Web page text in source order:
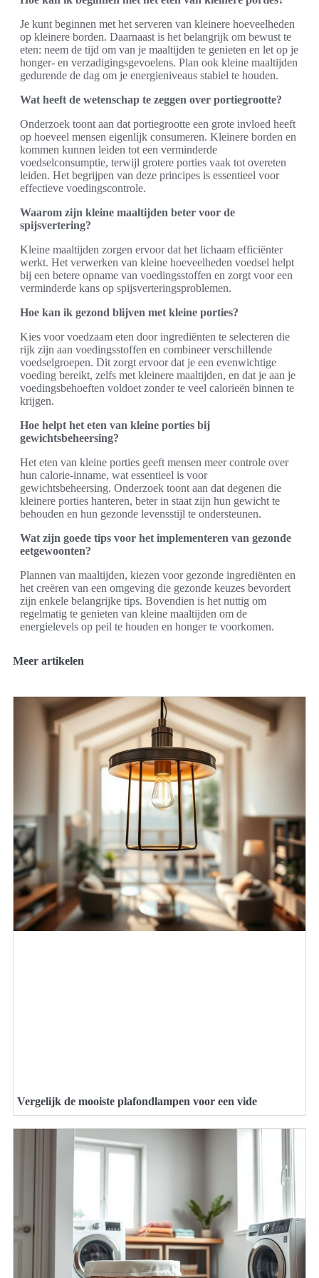
Je kunt beginnen met het serveren van kleinere hoeveelheden
op kleinere borden. Daarnaast is het belangrijk om bewust te
eten: neem de tijd om van je maaltijden te genieten en let op je
honger- en verzadigingsgevoelens. Plan ook kleine maaltijden
gedurende de dag om je energieniveaus stabiel te houden.
Wat heeft de wetenschap te zeggen over portiegrootte?
Onderzoek toont aan dat portiegrootte een grote invloed heeft
op hoeveel mensen eigenlijk consumeren. Kleinere borden en
kommen kunnen leiden tot een verminderde
voedselconsumptie, terwijl grotere porties vaak tot overeten
leiden. Het begrijpen van deze principes is essentieel voor
effectieve voedingscontrole.
Waarom zijn kleine maaltijden beter voor de
spijsvertering?
Kleine maaltijden zorgen ervoor dat het lichaam efficiënter
werkt. Het verwerken van kleine hoeveelheden voedsel helpt
bij een betere opname van voedingsstoffen en zorgt voor een
verminderde kans op spijsverteringsproblemen.
Hoe kan ik gezond blijven met kleine porties?
Kies voor voedzaam eten door ingrediënten te selecteren die
rijk zijn aan voedingsstoffen en combineer verschillende
voedselgroepen. Dit zorgt ervoor dat je een evenwichtige
voeding bereikt, zelfs met kleinere maaltijden, en dat je aan je
voedingsbehoeften voldoet zonder te veel calorieën binnen te
krijgen.
Hoe helpt het eten van kleine porties bij
gewichtsbeheersing?
Het eten van kleine porties geeft mensen meer controle over
hun calorie-inname, wat essentieel is voor
gewichtsbeheersing. Onderzoek toont aan dat degenen die
kleinere porties hanteren, beter in staat zijn hun gewicht te
behouden en hun gezonde levensstijl te ondersteunen.
Wat zijn goede tips voor het implementeren van gezonde
eetgewoonten?
Plannen van maaltijden, kiezen voor gezonde ingrediënten en
het creëren van een omgeving die gezonde keuzes bevordert
zijn enkele belangrijke tips. Bovendien is het nuttig om
regelmatig te genieten van kleine maaltijden om de
energielevels op peil te houden en honger te voorkomen.
Meer artikelen
Vergelijk de mooiste plafondlampen voor een vide